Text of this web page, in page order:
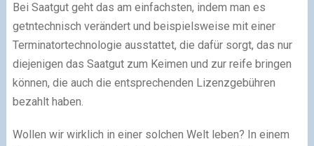
Bei Saatgut geht das am einfachsten, indem man es
getntechnisch verändert und beispielsweise mit einer
Terminatortechnologie ausstattet, die dafür sorgt, das nur
diejenigen das Saatgut zum Keimen und zur reife bringen
können, die auch die entsprechenden Lizenzgebühren
bezahlt haben.
Wollen wir wirklich in einer solchen Welt leben? In einem